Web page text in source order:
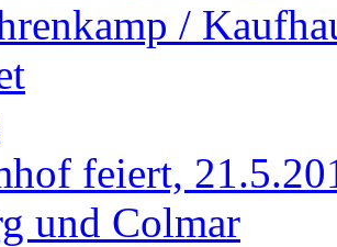
/
feiert,
und Colmar